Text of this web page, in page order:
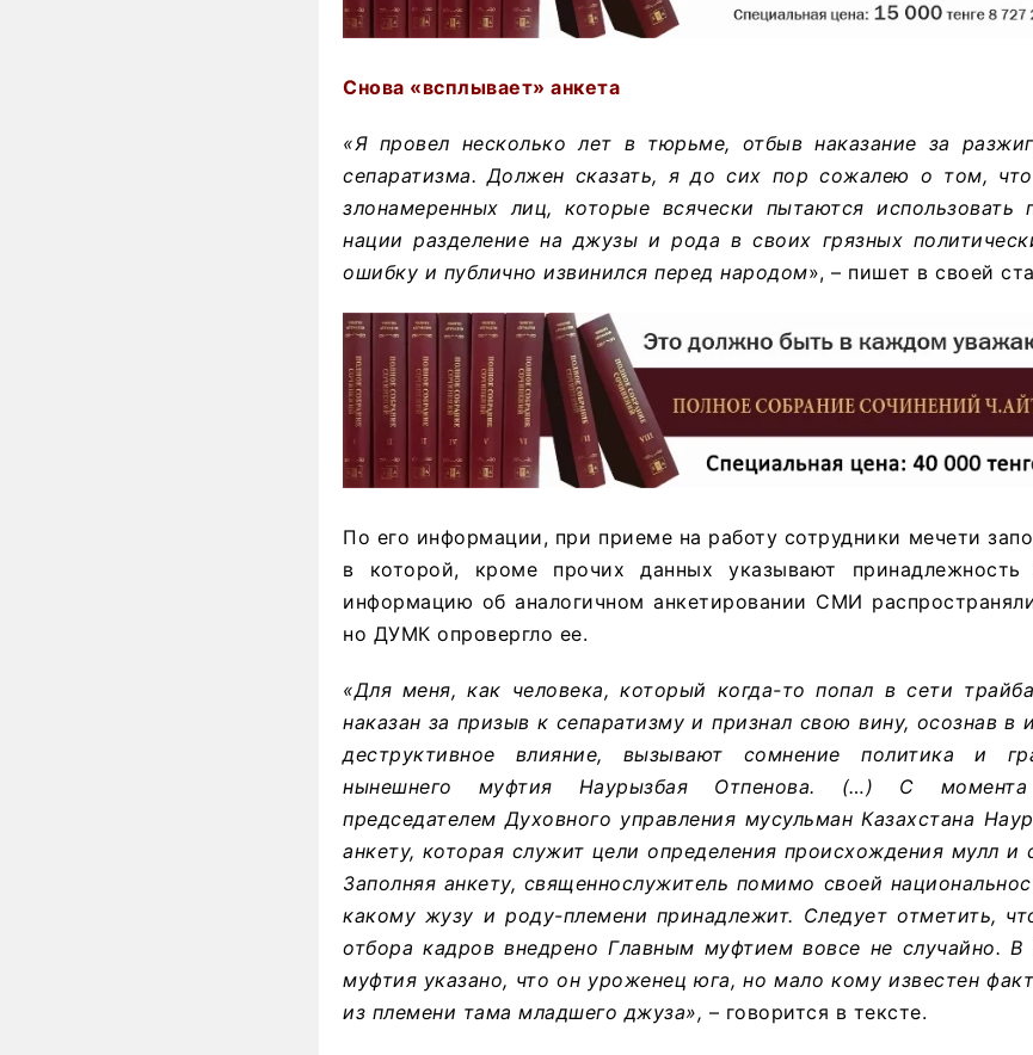
Снова «всплывает» анкета
«Я провел несколько лет в тюрьме, отбыв наказание за
сепаратизма. Должен сказать, я до сих пор сожалею о том,
злонамеренных лиц, которые всячески пытаются использовать
нации разделение на джузы и рода в своих грязных
ошибку и публично извинился перед народом», – пишет в своей
По его информации, при приеме на работу сотрудники мечети
в которой, кроме прочих данных указывают
информацию об аналогичном анкетировании СМИ
но ДУМК опровергло ее.
«Для меня, как человека, который когда-то попал в сети
наказан за призыв к сепаратизму и признал свою вину, осознав в
деструктивное влияние, вызывают сомнение политика и
нынешнего муфтия Наурызбая Отпенова. (…) С момента
председателем Духовного управления мусульман Казахстана
анкету, которая служит цели определения происхождения мулл и
Заполняя анкету, священнослужитель помимо своей
какому жузу и роду-племени принадлежит. Следует отметить,
отбора кадров внедрено Главным муфтием вовсе не случайно. В
муфтия указано, что он уроженец юга, но мало кому известен
из племени тама младшего джуза», – говорится в тексте.